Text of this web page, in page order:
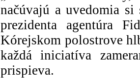
načúvajú a uvedomia
prezidenta agentúra
Kórejskom polostrove
každá iniciatíva
prispieva.